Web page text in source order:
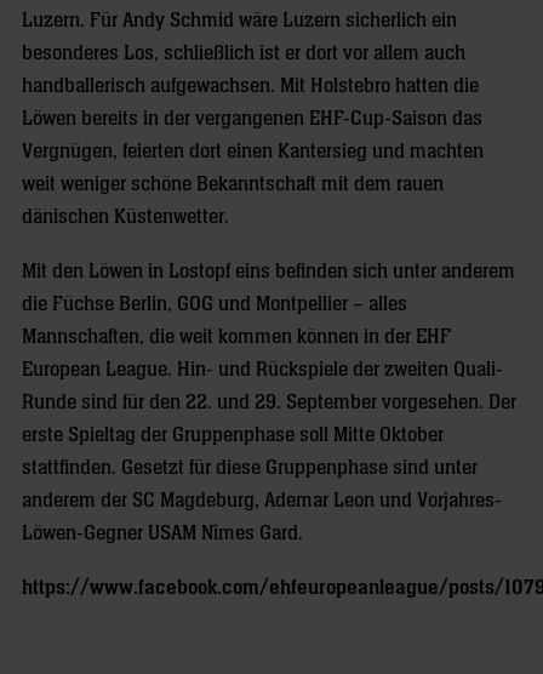
Luzern. Für Andy Schmid wäre Luzern sicherlich ein
besonderes Los, schließlich ist er dort vor allem auch
handballerisch aufgewachsen. Mit Holstebro hatten die
Löwen bereits in der vergangenen EHF-Cup-Saison das
Vergnügen, feierten dort einen Kantersieg und machten
weit weniger schöne Bekanntschaft mit dem rauen
dänischen Küstenwetter.
Mit den Löwen in Lostopf eins befinden sich unter anderem
die Füchse Berlin, GOG und Montpellier – alles
Mannschaften, die weit kommen können in der EHF
European League. Hin- und Rückspiele der zweiten Quali-
Runde sind für den 22. und 29. September vorgesehen. Der
erste Spieltag der Gruppenphase soll Mitte Oktober
stattfinden. Gesetzt für diese Gruppenphase sind unter
anderem der SC Magdeburg, Ademar Leon und Vorjahres-
Löwen-Gegner USAM Nîmes Gard.
https://www.facebook.com/ehfeuropeanleague/posts/